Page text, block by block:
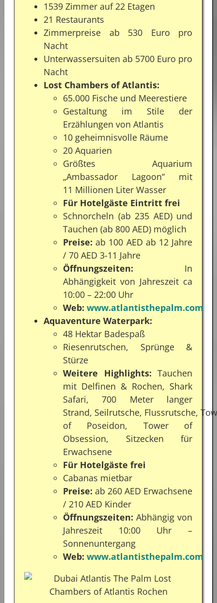
1539 Zimmer auf 22 Etagen
21 Restaurants
Zimmerpreise ab 530 Euro pro
Nacht
Unterwassersuiten ab 5700 Euro pro
Nacht
Lost Chambers of Atlantis:
65.000 Fische und Meerestiere
Gestaltung im Stile der
Erzählungen von Atlantis
10 geheimnisvolle Räume
20 Aquarien
Größtes Aquarium
„Ambassador Lagoon“ mit
11 Millionen Liter Wasser
Für Hotelgäste Eintritt frei
Schnorcheln (ab 235 AED) und
Tauchen (ab 800 AED) möglich
Preise: ab 100 AED ab 12 Jahre
/ 70 AED 3-11 Jahre
Öffnungszeiten: In
Abhängigkeit von Jahreszeit ca
10:00 – 22:00 Uhr
Web: www.atlantisthepalm.com
Aquaventure Waterpark:
48 Hektar Badespaß
Riesenrutschen, Sprünge &
Stürze
Weitere Highlights: Tauchen
mit Delfinen & Rochen, Shark
Safari, 700 Meter langer
Strand, Seilrutsche, Flussrutsche,
of Poseidon, Tower of
Obsession, Sitzecken für
Erwachsene
Für Hotelgäste frei
Cabanas mietbar
Preise: ab 260 AED Erwachsene
/ 210 AED Kinder
Öffnungszeiten: Abhängig von
Jahreszeit 10:00 Uhr –
Sonnenuntergang
Web: www.atlantisthepalm.com